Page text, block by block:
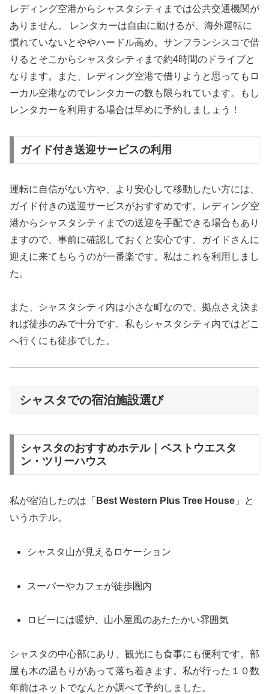
レディング空港からシャスタシティまでは公共交通機関が
ありません。 レンタカーは自由に動けるが、海外運転に
慣れていないとややハードル高め。サンフランシスコで借
りるとそこからシャスタシティまで約4時間のドライブと
なります。また、レディング空港で借りようと思ってもロ
ーカル空港なのでレンタカーの数も限られています。もし
レンタカーを利用する場合は早めに予約しましょう！
ガイド付き送迎サービスの利用
運転に自信がない方や、より安心して移動したい方には、
ガイド付きの送迎サービスがおすすめです。
レディング空
港からシャスタシティまでの送迎を手配できる場合もあり
ますので、事前に確認しておくと安心です。
ガイドさんに
迎えに来てもらうのが一番楽です。私はこれを利用しまし
た。
また、シャスタシティ内は小さな町なので、拠点さえ決ま
れば徒歩のみで十分です。私もシャスタシティ内ではどこ
へ行くにも徒歩でした。
シャスタでの宿泊施設選び
シャスタのおすすめホテル｜ベストウエスタ
ン・ツリーハウス
私が宿泊したのは「 Best Western Plus Tree House 」と
いうホテル。
シャスタ山が見えるロケーション
スーパーやカフェが徒歩圏内
ロビーには暖炉、山小屋風のあたたかい雰囲気
シャスタの中心部にあり、観光にも食事にも便利です。部
屋も木の温もりがあって落ち着きます。私が行った１０数
年前はネットでなんとか調べて予約しました。